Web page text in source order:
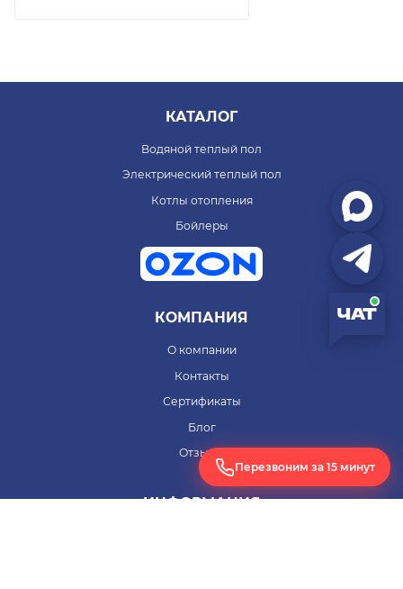
КАТАЛОГ
Водяной теплый пол
Электрический теплый пол
Котлы отопления
Бойлеры
КОМПАНИЯ
О компании
Контакты
Сертификаты
Блог
Отзывы
ИНФОРМАЦИЯ
Перезвоним за 15 минут